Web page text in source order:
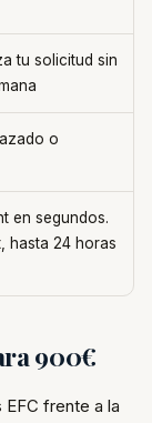
tu solicitud sin
o
en segundos.
hasta 24 horas
900€
frente a la